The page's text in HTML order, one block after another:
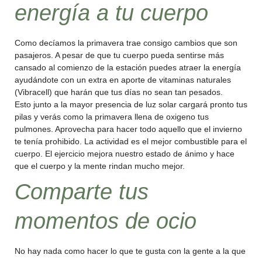
energía a tu cuerpo
Como decíamos la primavera trae consigo cambios que son
pasajeros. A pesar de que tu cuerpo pueda sentirse más
cansado al comienzo de la estación puedes atraer la energía
ayudándote con un extra en aporte de vitaminas naturales
(Vibracell) que harán que tus días no sean tan pesados.
Esto junto a la mayor presencia de luz solar cargará pronto tus
pilas y verás como la primavera llena de oxigeno tus
pulmones. Aprovecha para hacer todo aquello que el invierno
te tenía prohibido. La actividad es el mejor combustible para el
cuerpo. El ejercicio mejora nuestro estado de ánimo y hace
que el cuerpo y la mente rindan mucho mejor.
Comparte tus
momentos de ocio
No hay nada como hacer lo que te gusta con la gente a la que